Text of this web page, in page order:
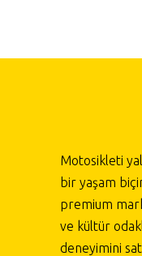
Motosikleti
bir yaşam
premium
ve kültür
deneyimini